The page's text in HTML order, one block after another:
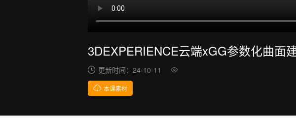
3DEXPERIENCE云端xGG参数化曲面
更新时间： 24-10-11
本课素材